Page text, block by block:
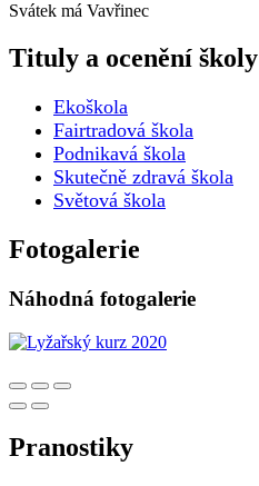
Svátek má Vavřinec
Tituly a ocenění školy
Ekoškola
Fairtradová škola
Podnikavá škola
Skutečně zdravá škola
Světová škola
Fotogalerie
Náhodná fotogalerie
Pranostiky